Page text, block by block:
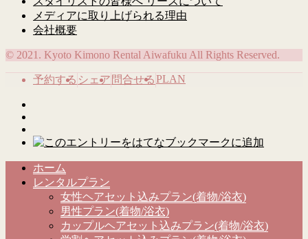
メディアに取り上げられる理由
会社概要
© 2021. Kyoto Kimono Rental Aiwafuku All Rights Reserved.
予約する シェア 問合せるPLAN
ホーム
レンタルプラン
女性ヘアセット込みプラン(着物/浴衣)
男性プラン(着物/浴衣)
カップルヘアセット込みプラン(着物/浴衣)